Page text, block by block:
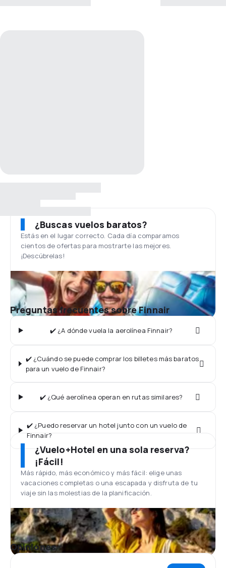
¿Buscas vuelos baratos?
Estás en el lugar correcto. Cada día comparamos
cientos de ofertas para mostrarte las mejores.
¡Descúbrelas!
Preguntas frecuentes sobre Finnair
✔️ ¿A dónde vuela la aerolínea Finnair?
✔️ ¿Cuándo se puede comprar los billetes más baratos
para un vuelo de Finnair?
✔️ ¿Qué aerolínea operan en rutas similares?
✔️ ¿Puedo reservar un hotel junto con un vuelo de
Finnair?
¿Vuelo+Hotel en una sola reserva?
¡Fácil!
Más rápido, más económico y más fácil: elige unas
vacaciones completas o una escapada y disfruta de tu
viaje sin las molestias de la planificación.
Opiniones